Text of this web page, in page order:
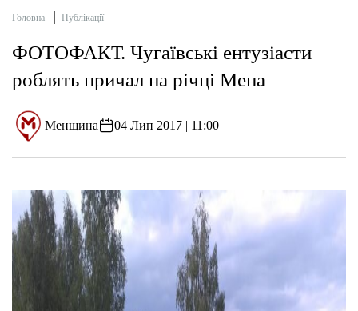
Головна Публікації
ФОТОФАКТ. Чугаївські ентузіасти
роблять причал на річці Мена
Менщина 04 Лип 2017 | 11:00